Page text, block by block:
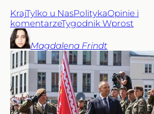
KrajTylko u NasPolitykaOpinie i
komentarzeTygodnik Wprost
Magdalena Frindt